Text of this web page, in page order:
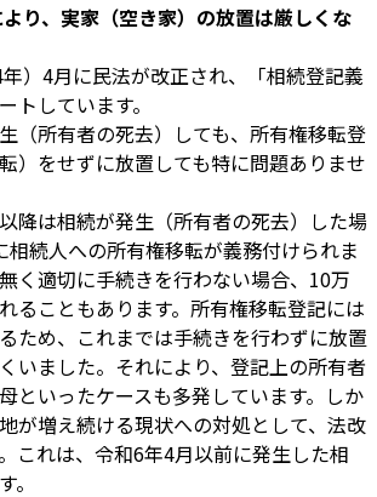
より、実家（空き家）の放置は厳しくな
）4月に民法が改正され、「相続登記義
トしています。
（所有者の死去）しても、所有権移転登
）をせずに放置しても特に問題ありませ
降は相続が発生（所有者の死去）した場
相続人への所有権移転が義務付けられま
く適切に手続きを行わない場合、10万
ることもあります。所有権移転登記には
ため、これまでは手続きを行わずに放置
いました。それにより、登記上の所有者
といったケースも多発しています。しか
が増え続ける現状への対処として、法改
これは、令和6年4月以前に発生した相
。